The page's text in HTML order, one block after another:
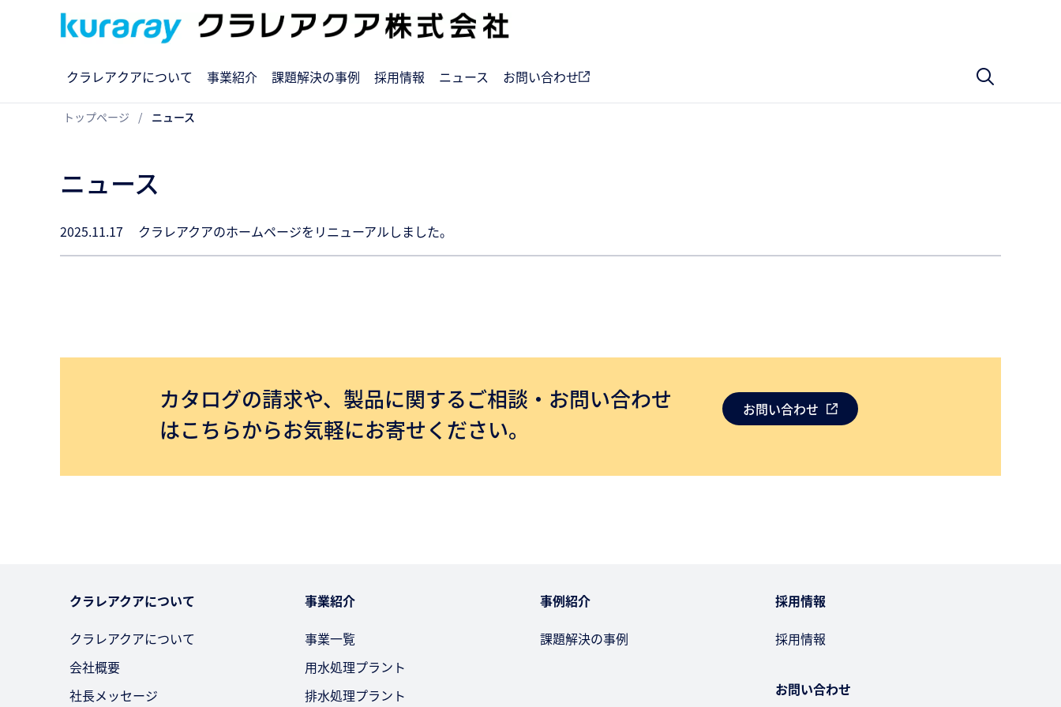
クラレアクアについて 事業紹介 課題解決の事例 採用情報 ニュース お問い合わせ
トップページ ニュース
ニュース
2025.11.17 クラレアクアのホームページをリニューアルしました。
カタログの請求や、製品に関するご相談・お問い合わせ
はこちらからお気軽にお寄せください。
お問い合わせ
クラレアクアについて
クラレアクアについて
会社概要
社長メッセージ
事業紹介
事業一覧
用水処理プラント
排水処理プラント
事例紹介
課題解決の事例
採用情報
採用情報
お問い合わせ